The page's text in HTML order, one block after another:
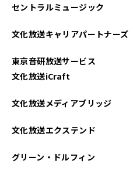
セントラルミュージック
文化放送キャリアパートナーズ
東京音研放送サービス
文化放送iCraft
文化放送メディアブリッジ
文化放送エクステンド
グリーン・ドルフィン